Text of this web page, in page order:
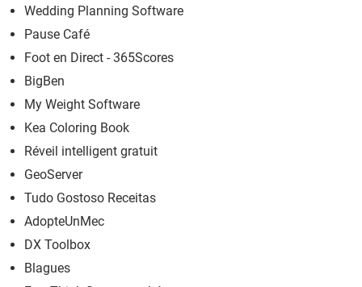
Wedding Planning Software
Pause Café
Foot en Direct - 365Scores
BigBen
My Weight Software
Kea Coloring Book
Réveil intelligent gratuit
GeoServer
Tudo Gostoso Receitas
AdopteUnMec
DX Toolbox
Blagues